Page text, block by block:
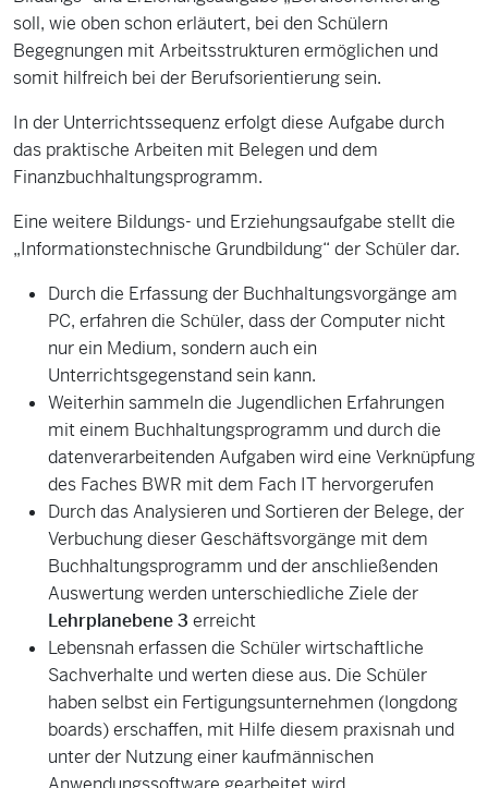
soll, wie oben schon erläutert, bei den Schülern
Begegnungen mit Arbeitsstrukturen ermöglichen und
somit hilfreich bei der Berufsorientierung sein.
In der Unterrichtssequenz erfolgt diese Aufgabe durch
das praktische Arbeiten mit Belegen und dem
Finanzbuchhaltungsprogramm.
Eine weitere Bildungs- und Erziehungsaufgabe stellt die
„Informationstechnische Grundbildung“ der Schüler dar.
Durch die Erfassung der Buchhaltungsvorgänge am
PC, erfahren die Schüler, dass der Computer nicht
nur ein Medium, sondern auch ein
Unterrichtsgegenstand sein kann.
Weiterhin sammeln die Jugendlichen Erfahrungen
mit einem Buchhaltungsprogramm und durch die
datenverarbeitenden Aufgaben wird eine Verknüpfung
des Faches BWR mit dem Fach IT hervorgerufen
Durch das Analysieren und Sortieren der Belege, der
Verbuchung dieser Geschäftsvorgänge mit dem
Buchhaltungsprogramm und der anschließenden
Auswertung werden unterschiedliche Ziele der
Lehrplanebene 3 erreicht
Lebensnah erfassen die Schüler wirtschaftliche
Sachverhalte und werten diese aus. Die Schüler
haben selbst ein Fertigungsunternehmen (longdong
boards) erschaffen, mit Hilfe diesem praxisnah und
unter der Nutzung einer kaufmännischen